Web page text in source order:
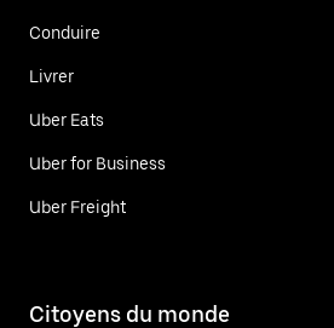
Conduire
Livrer
Uber Eats
Uber for Business
Uber Freight
Citoyens du monde